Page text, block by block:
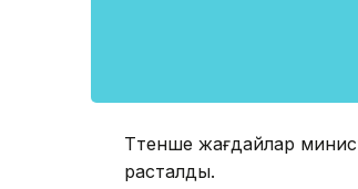
Төтенше жағдайлар
расталды.